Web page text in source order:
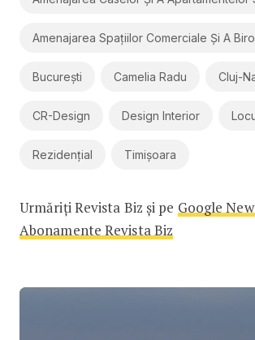
Amenajarea Spațiilor Comerciale Și A
București Camelia Radu Cluj-
CR-Design Design Interior
Rezidențial Timișoara
Urmăriți Revista Biz și pe Google
Abonamente Revista Biz